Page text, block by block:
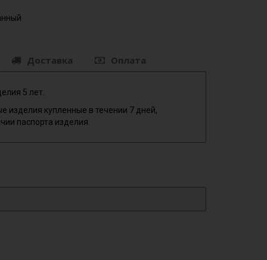
Доставка Оплата
5 лет.
изделия купленные в течении 7 дней,
паспорта изделия.